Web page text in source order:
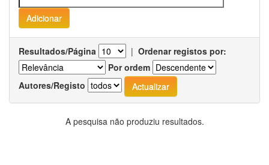
Resultados/Página | Ordenar registos por:
Por ordem
Autores/Registo
A pesquisa não produziu resultados.